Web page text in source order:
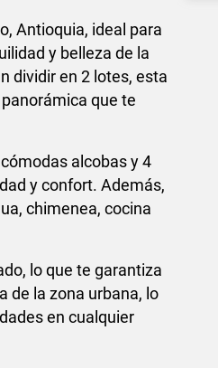
Antioquia, ideal para
y belleza de la
dividir en 2 lotes, esta
que te
alcobas y 4
y confort. Además,
chimenea, cocina
lo que te garantiza
de la zona urbana, lo
en cualquier